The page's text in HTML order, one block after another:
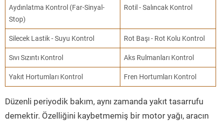
Aydınlatma Kontrol (Far-Sinyal-
Stop)
Rotil - Salıncak Kontrol
Silecek Lastik - Suyu Kontrol Rot Başı - Rot Kolu Kontrol
Sıvı Sızıntı Kontrol Aks Rulmanları Kontrol
Yakıt Hortumları Kontrol Fren Hortumları Kontrol
Düzenli periyodik bakım, aynı zamanda yakıt tasarrufu
demektir. Özelliğini kaybetmemiş bir motor yağı, aracın